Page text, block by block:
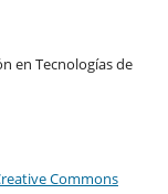
en Tecnologías de
Commons